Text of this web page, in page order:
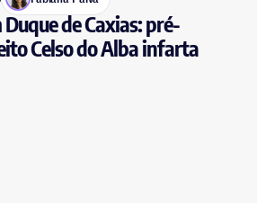
de Caxias: pré-
Celso do Alba infarta